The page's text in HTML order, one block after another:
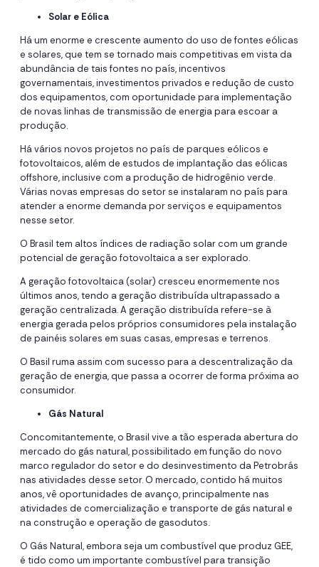
Solar e Eólica
Há um enorme e crescente aumento do uso de fontes eólicas
e solares, que tem se tornado mais competitivas em vista da
abundância de tais fontes no país, incentivos
governamentais, investimentos privados e redução de custo
dos equipamentos, com oportunidade para implementação
de novas linhas de transmissão de energia para escoar a
produção.
Há vários novos projetos no país de parques eólicos e
fotovoltaicos, além de estudos de implantação das eólicas
offshore, inclusive com a produção de hidrogênio verde.
Várias novas empresas do setor se instalaram no país para
atender a enorme demanda por serviços e equipamentos
nesse setor.
O Brasil tem altos índices de radiação solar com um grande
potencial de geração fotovoltaica a ser explorado.
A geração fotovoltaica (solar) cresceu enormemente nos
últimos anos, tendo a geração distribuída ultrapassado a
geração centralizada. A geração distribuída refere-se à
energia gerada pelos próprios consumidores pela instalação
de painéis solares em suas casas, empresas e terrenos.
O Basil ruma assim com sucesso para a descentralização da
geração de energia, que passa a ocorrer de forma próxima ao
consumidor.
Gás Natural
Concomitantemente, o Brasil vive a tão esperada abertura do
mercado do gás natural, possibilitado em função do novo
marco regulador do setor e do desinvestimento da Petrobrás
nas atividades desse setor. O mercado, contido há muitos
anos, vê oportunidades de avanço, principalmente nas
atividades de comercialização e transporte de gás natural e
na construção e operação de gasodutos.
O Gás Natural, embora seja um combustível que produz GEE,
é tido como um importante combustível para transição